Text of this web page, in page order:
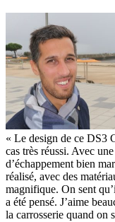
« Le design de ce DS3
cas très réussi. Avec
d’échappement bien
réalisé, avec des
magnifique. On sent
a été pensé. J’aime
la carrosserie quand on